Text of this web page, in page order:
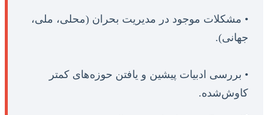
• مشکلات موجود در مدیریت بحران (محلی، ملی،
جهانی).
• بررسی ادبیات پیشین و یافتن حوزه‌های کمتر
کاوش‌شده.